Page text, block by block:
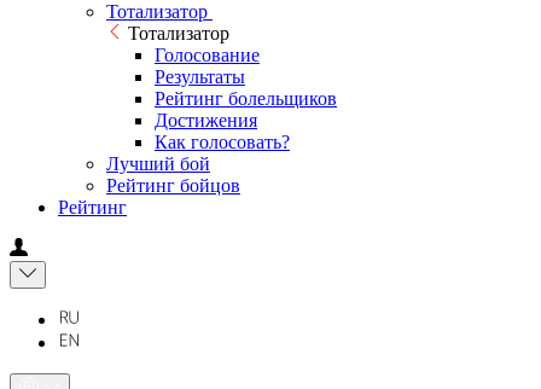
Тотализатор
Тотализатор
Голосование
Результаты
Рейтинг болельщиков
Достижения
Как голосовать?
Лучший бой
Рейтинг бойцов
Рейтинг